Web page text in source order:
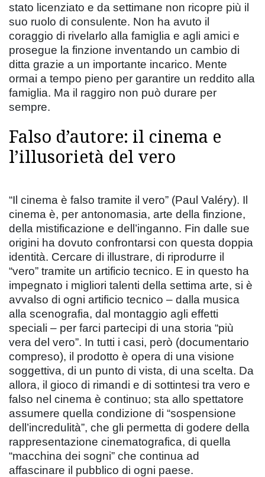
stato licenziato e da settimane non ricopre più il
suo ruolo di consulente. Non ha avuto il
coraggio di rivelarlo alla famiglia e agli amici e
prosegue la finzione inventando un cambio di
ditta grazie a un importante incarico. Mente
ormai a tempo pieno per garantire un reddito alla
famiglia. Ma il raggiro non può durare per
sempre.
Falso d’autore: il cinema e
l’illusorietà del vero
“Il cinema è falso tramite il vero” (Paul Valéry). Il
cinema è, per antonomasia, arte della finzione,
della mistificazione e dell’inganno. Fin dalle sue
origini ha dovuto confrontarsi con questa doppia
identità. Cercare di illustrare, di riprodurre il
“vero” tramite un artificio tecnico. E in questo ha
impegnato i migliori talenti della settima arte, si è
avvalso di ogni artificio tecnico – dalla musica
alla scenografia, dal montaggio agli effetti
speciali – per farci partecipi di una storia “più
vera del vero”. In tutti i casi, però (documentario
compreso), il prodotto è opera di una visione
soggettiva, di un punto di vista, di una scelta. Da
allora, il gioco di rimandi e di sottintesi tra vero e
falso nel cinema è continuo; sta allo spettatore
assumere quella condizione di “sospensione
dell’incredulità”, che gli permetta di godere della
rappresentazione cinematografica, di quella
“macchina dei sogni” che continua ad
affascinare il pubblico di ogni paese.